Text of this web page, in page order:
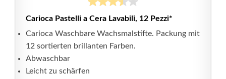
Carioca Pastelli a Cera Lavabili, 12 Pezzi*
Carioca Waschbare Wachsmalstifte. Packung mit
12 sortierten brillanten Farben.
Abwaschbar
Leicht zu schärfen